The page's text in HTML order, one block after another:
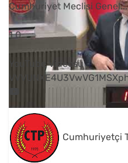
Cumhuriyet Meclisi Genel...
1 0
YouTube Videosu
Cumhuriyetçi